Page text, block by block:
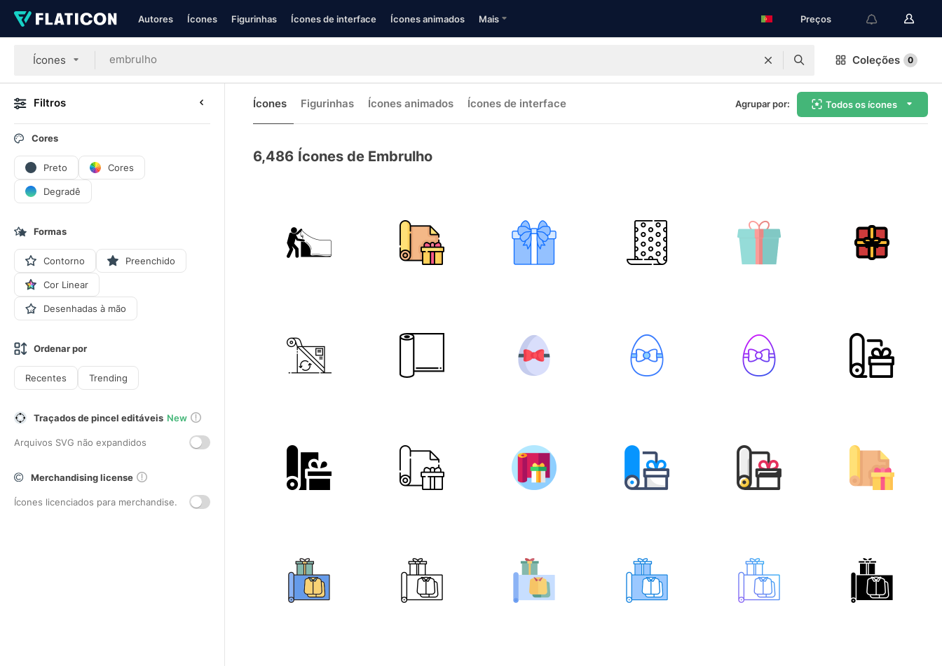
Autores Ícones Figurinhas Ícones de interface Ícones animados Mais Preços
Ícones Coleções 0
Filtros
Cores
Preto Cores
Degradê
Formas
Contorno Preenchido
Cor Linear
Desenhadas à mão
Ordenar por
Recentes Trending
Traçados de pincel editáveis New
Arquivos SVG não expandidos
Merchandising license
Ícones licenciados para merchandise.
Ícones Figurinhas Ícones animados Ícones de interface Agrupar por: Todos os ícones
6,486 Ícones de Embrulho